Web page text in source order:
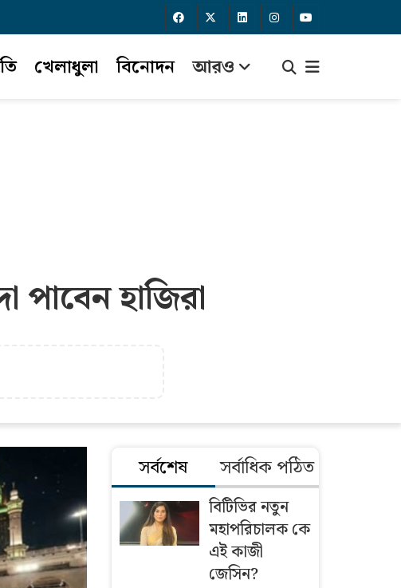
খেলাধুলা বিনোদন আরও
হাজিরা
সর্বশেষ সর্বাধিক পঠিত
বিটিভির নতুন
মহাপরিচালক কে
এই কাজী
জেসিন?